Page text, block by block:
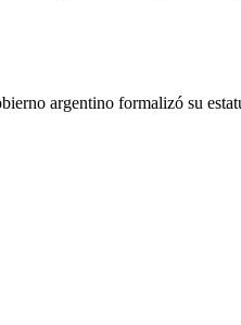
argentino formalizó su